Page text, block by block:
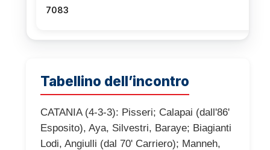
7083
Tabellino dell’incontro
CATANIA (4-3-3): Pisseri; Calapai (dall'86'
Esposito), Aya, Silvestri, Baraye; Biagianti
Lodi, Angiulli (dal 70' Carriero); Manneh,